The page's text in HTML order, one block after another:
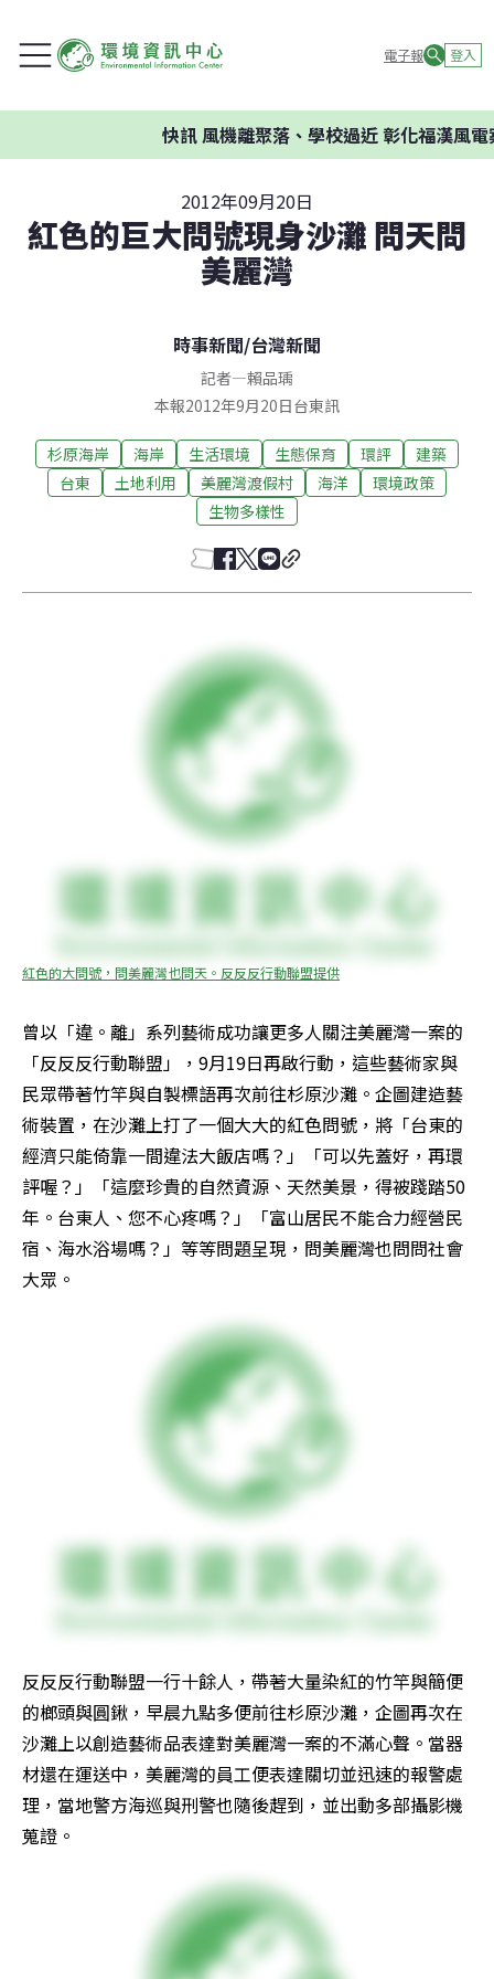
電子報 登入
快訊風機離聚落、學校過近 彰化福漢風電案環
2012年09月20日
紅色的巨大問號現身沙灘 問天問
美麗灣
時事新聞/台灣新聞
記者—賴品瑀
本報2012年9月20日台東訊
杉原海岸 海岸 生活環境 生態保育 環評
建築
台東
土地利用 美麗灣渡假村 海洋
環境政策
生物多樣性
紅色的大問號，問美麗灣也問天。反反反行動聯盟提供
曾以「違。離」系列藝術成功讓更多人關注美麗灣一案的
「反反反行動聯盟」，9月19日再啟行動，這些藝術家與
民眾帶著竹竿與自製標語再次前往杉原沙灘。企圖建造藝
術裝置，在沙灘上打了一個大大的紅色問號，將「台東的
經濟只能倚靠一間違法大飯店嗎？」「可以先蓋好，再環
評喔？」「這麼珍貴的自然資源、天然美景，得被踐踏50
年。台東人、您不心疼嗎？」「富山居民不能合力經營民
宿、海水浴場嗎？」等等問題呈現，問美麗灣也問問社會
大眾。
反反反行動聯盟一行十餘人，帶著大量染紅的竹竿與簡便
的榔頭與圓鍬，早晨九點多便前往杉原沙灘，企圖再次在
沙灘上以創造藝術品表達對美麗灣一案的不滿心聲。當器
材還在運送中，美麗灣的員工便表達關切並迅速的報警處
理，當地警方海巡與刑警也隨後趕到，並出動多部攝影機
蒐證。